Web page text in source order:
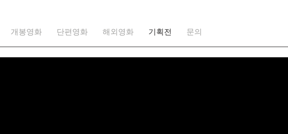
개봉영화 단편영화 해외영화 기획전 문의